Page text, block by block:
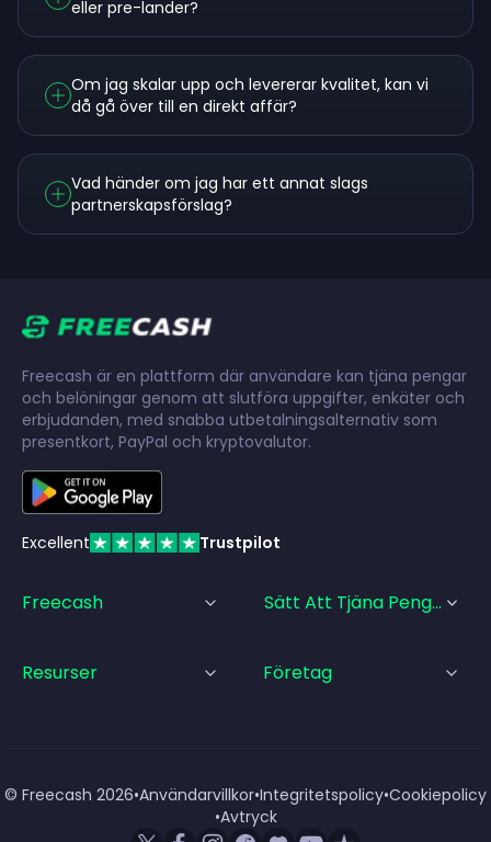
eller pre-lander?
Om jag skalar upp och levererar kvalitet, kan vi
då gå över till en direkt affär?
Vad händer om jag har ett annat slags
partnerskapsförslag?
Freecash är en plattform där användare kan tjäna pengar
och belöningar genom att slutföra uppgifter, enkäter och
erbjudanden, med snabba utbetalningsalternativ som
presentkort, PayPal och kryptovalutor.
Excellent Trustpilot
Freecash Sätt Att Tjäna Pengar
Resurser Företag
© Freecash 2026•Användarvillkor•Integritetspolicy•Cookiepolicy
•Avtryck